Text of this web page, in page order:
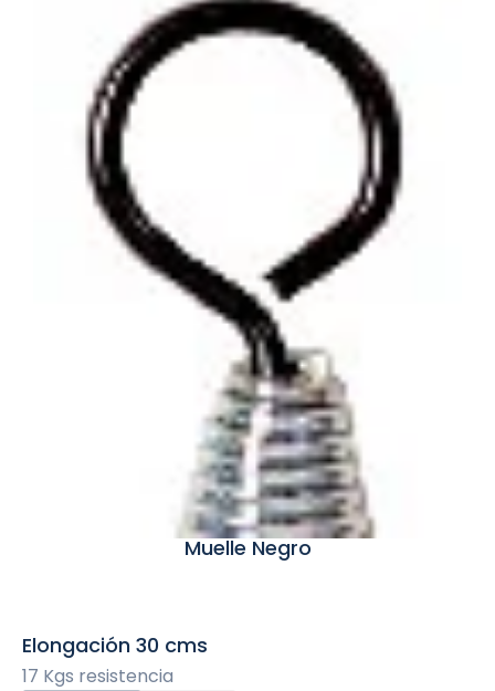
Muelle Negro
Elongación 30 cms
17 Kgs resistencia